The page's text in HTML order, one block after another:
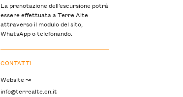
La prenotazione dell’escursione potrà
essere effettuata a Terre Alte
attraverso il modulo del sito,
WhatsApp o telefonando.
CONTATTI
Website ↝
info@terrealte.cn.it